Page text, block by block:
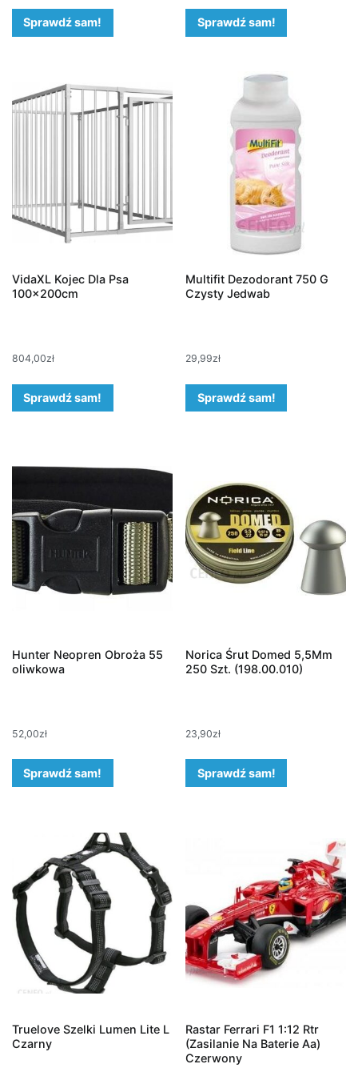
Sprawdź sam! Sprawdź sam!
VidaXL Kojec Dla Psa
100x200cm
804,00zł
Sprawdź sam!
Multifit Dezodorant 750 G
Czysty Jedwab
29,99zł
Sprawdź sam!
Hunter Neopren Obroża 55
oliwkowa
52,00zł
Sprawdź sam!
Norica Śrut Domed 5,5Mm
250 Szt. (198.00.010)
23,90zł
Sprawdź sam!
Truelove Szelki Lumen Lite L
Czarny
Rastar Ferrari F1 1:12 Rtr
(Zasilanie Na Baterie Aa)
Czerwony